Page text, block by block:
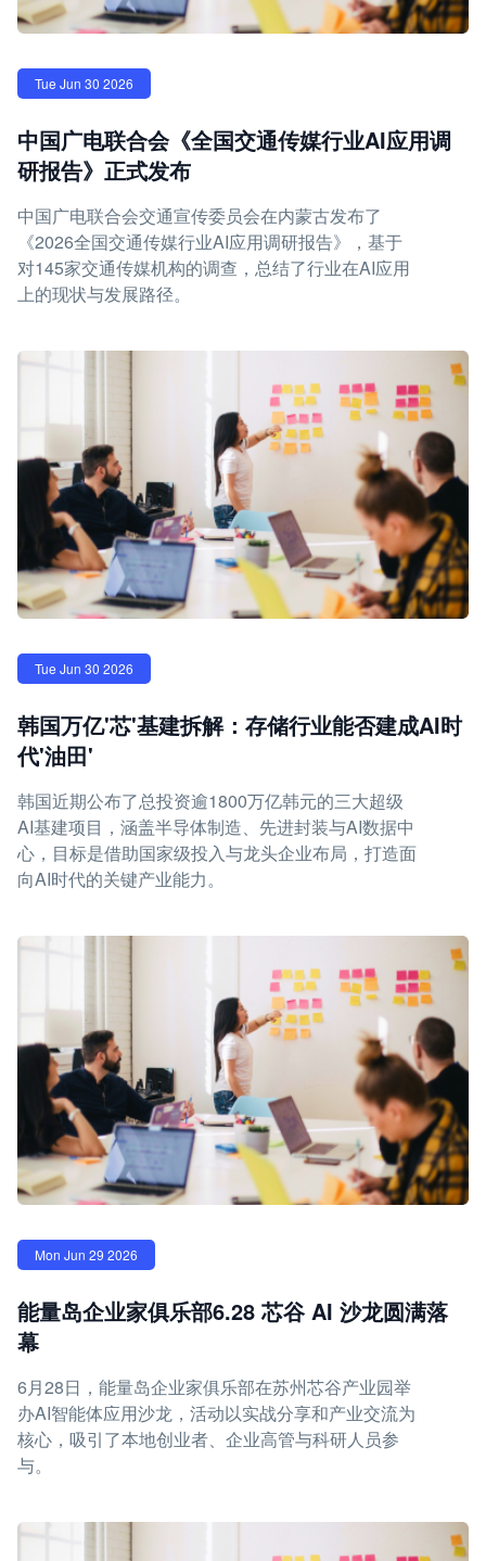
Tue Jun 30 2026
中国广电联合会《全国交通传媒行业AI应用调
研报告》正式发布
中国广电联合会交通宣传委员会在内蒙古发布了
《2026全国交通传媒行业AI应用调研报告》，基于
对145家交通传媒机构的调查，总结了行业在AI应用
上的现状与发展路径。
Tue Jun 30 2026
韩国万亿'芯'基建拆解：存储行业能否建成AI时
代'油田'
韩国近期公布了总投资逾1800万亿韩元的三大超级
AI基建项目，涵盖半导体制造、先进封装与AI数据中
心，目标是借助国家级投入与龙头企业布局，打造面
向AI时代的关键产业能力。
Mon Jun 29 2026
能量岛企业家俱乐部6.28 芯谷 AI 沙龙圆满落
幕
6月28日，能量岛企业家俱乐部在苏州芯谷产业园举
办AI智能体应用沙龙，活动以实战分享和产业交流为
核心，吸引了本地创业者、企业高管与科研人员参
与。